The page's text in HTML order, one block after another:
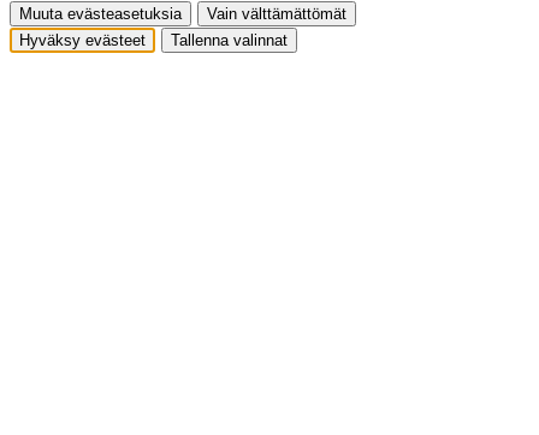
Muuta evästeasetuksia
Vain välttämättömät
Hyväksy evästeet
Tallenna valinnat